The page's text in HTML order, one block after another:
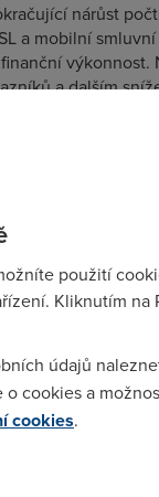
nárůst
a mobilní
výkonnost.
a dalším
s cílem udržet
marži v
výsledky Jesús
použití
Kliknutím
údajů
o cookies a
cookies.